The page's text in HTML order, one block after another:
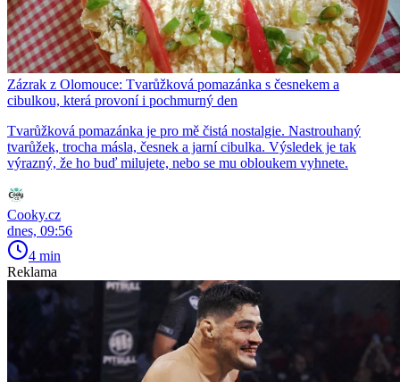
Zázrak z Olomouce: Tvarůžková pomazánka s česnekem a
cibulkou, která provoní i pochmurný den
Tvarůžková pomazánka je pro mě čistá nostalgie. Nastrouhaný
tvarůžek, trocha másla, česnek a jarní cibulka. Výsledek je tak
výrazný, že ho buď milujete, nebo se mu obloukem vyhnete.
Cooky.cz
dnes, 09:56
4 min
Reklama